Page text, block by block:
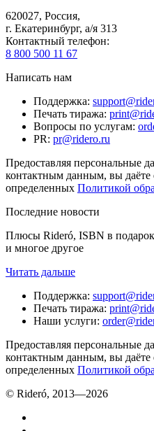
620027, Россия,
г. Екатеринбург, а/я 313
Контактный телефон:
8 800 500 11 67
Написать нам
Поддержка:
Печать тиража:
Вопросы по услугам:
PR: pr@ridero.ru
Предоставляя персональные
контактным данным, вы даёте
определенных Политикой
Последние новости
Плюсы Rideró, ISBN в
и многое другое
Читать дальше
Поддержка:
Печать тиража:
Наши услуги:
Предоставляя персональные
контактным данным, вы даёте
определенных Политикой
© Rideró, 2013—2026